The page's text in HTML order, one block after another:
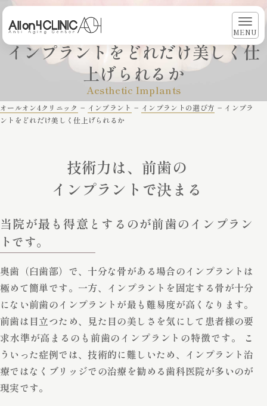
MENU
インプラントをどれだけ美しく仕
上げられるか
Aesthetic Implants
オールオン4クリニック − インプラント − インプラントの選び方 − インプラ
ントをどれだけ美しく仕上げられるか
技術力は、前歯の
インプラントで決まる
当院が最も得意とするのが前歯のインプラン
トです。
奥歯（臼歯部）で、十分な骨がある場合のインプラントは
極めて簡単です。一方、インプラントを固定する骨が十分
にない前歯のインプラントが最も難易度が高くなります。
前歯は目立つため、見た目の美しさを気にして患者様の要
求水準が高まるのも前歯のインプラントの特徴です。 こ
ういった症例では、技術的に難しいため、インプラント治
療ではなくブリッジでの治療を勧める歯科医院が多いのが
現実です。